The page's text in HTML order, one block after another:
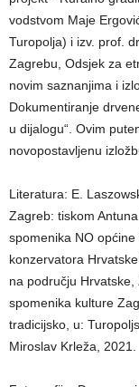
vodstvom Maje
Turopolja) i izv. prof.
Zagrebu, Odsjek za
novim saznanjima i
Dokumentiranje
u dijalogu“. Ovim
novopostavljenu
Literatura: E.
Zagreb: tiskom
spomenika NO
konzervatora
na području
spomenika kulture
tradicijsko, u:
Miroslav Krleža, 2021.